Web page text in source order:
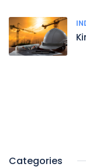
Categories